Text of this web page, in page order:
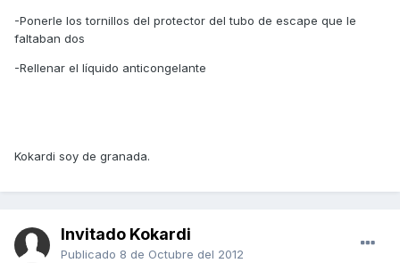
-Ponerle los tornillos del protector del tubo de escape que le
faltaban dos
-Rellenar el líquido anticongelante
Kokardi soy de granada.
Invitado Kokardi
Publicado 8 de Octubre del 2012